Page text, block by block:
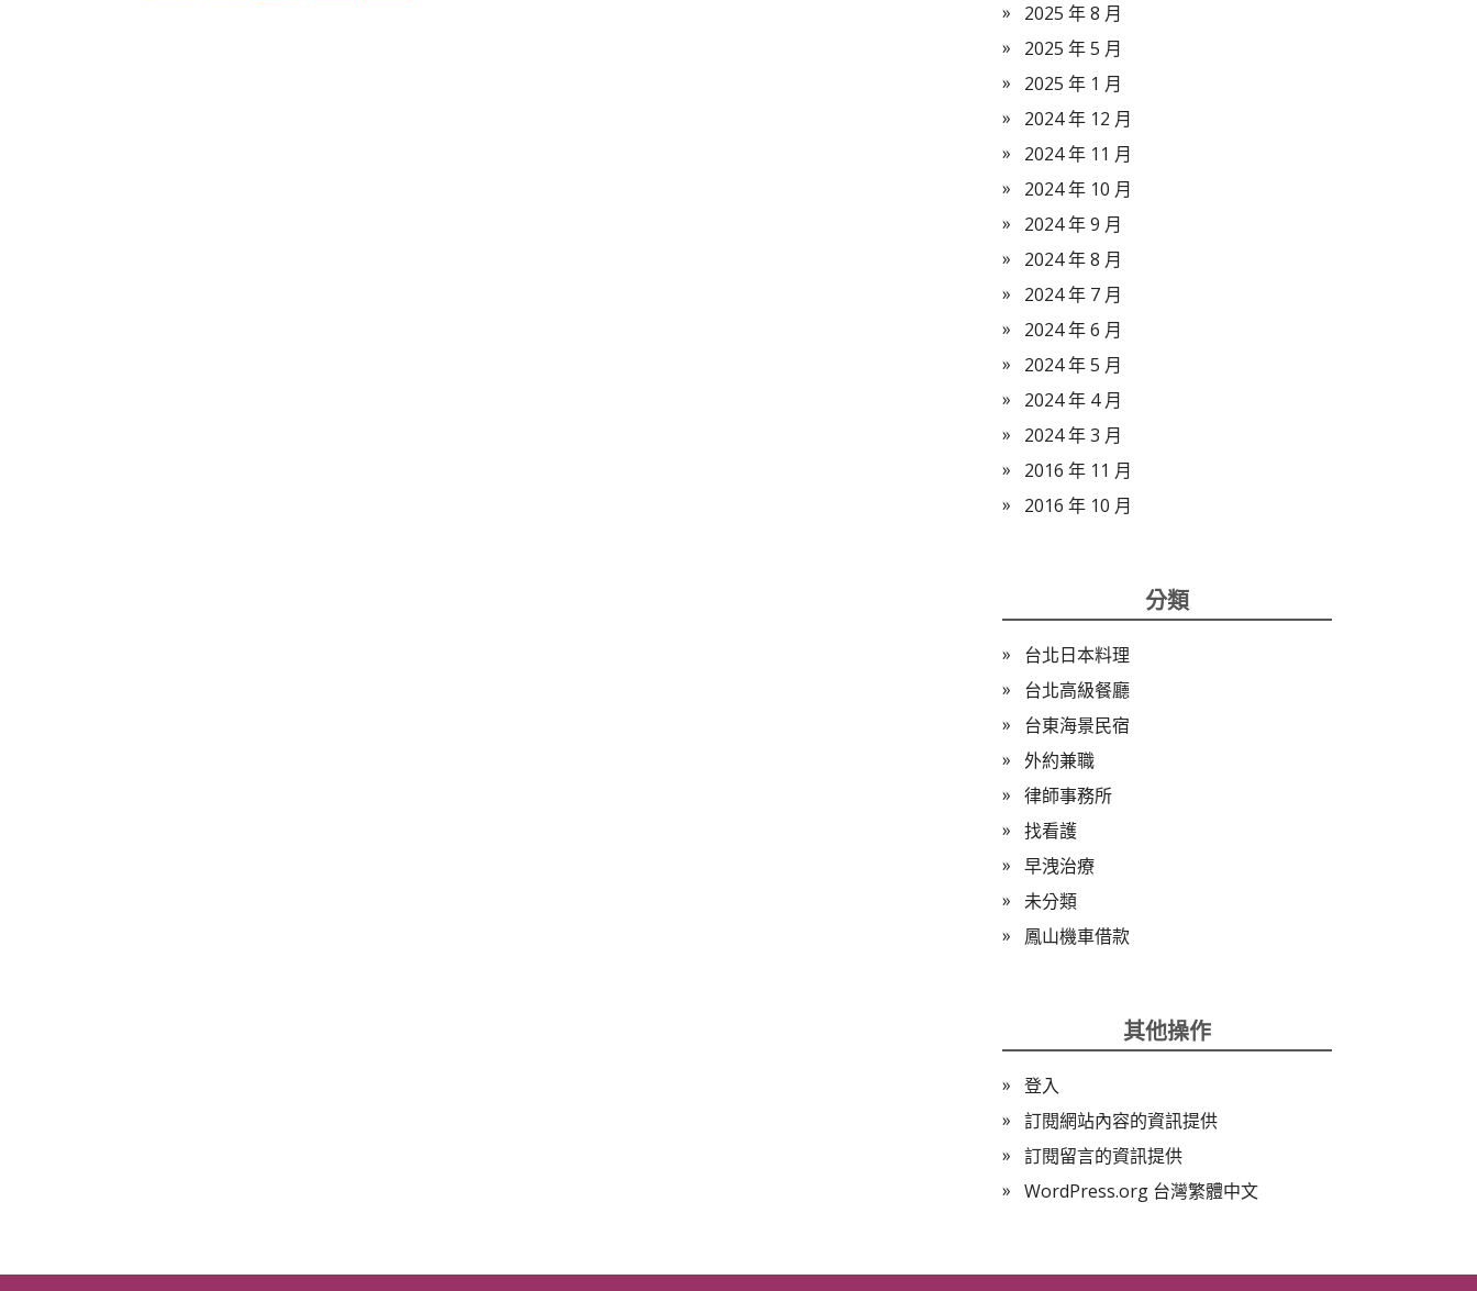
2025 年 8 月
2025 年 5 月
2025 年 1 月
2024 年 12 月
2024 年 11 月
2024 年 10 月
2024 年 9 月
2024 年 8 月
2024 年 7 月
2024 年 6 月
2024 年 5 月
2024 年 4 月
2024 年 3 月
2016 年 11 月
2016 年 10 月
分類
台北日本料理
台北高級餐廳
台東海景民宿
外約兼職
律師事務所
找看護
早洩治療
未分類
鳳山機車借款
其他操作
登入
訂閱網站內容的資訊提供
訂閱留言的資訊提供
WordPress.org 台灣繁體中文